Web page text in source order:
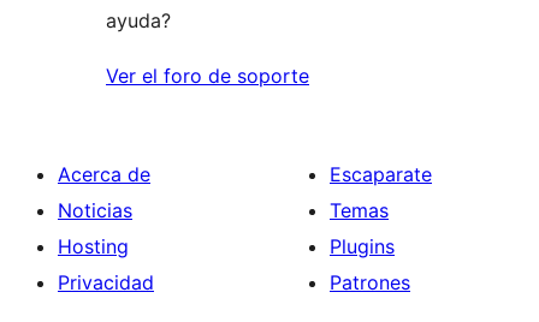
ayuda?
Ver el foro de soporte
Acerca de
Noticias
Hosting
Privacidad
Escaparate
Temas
Plugins
Patrones